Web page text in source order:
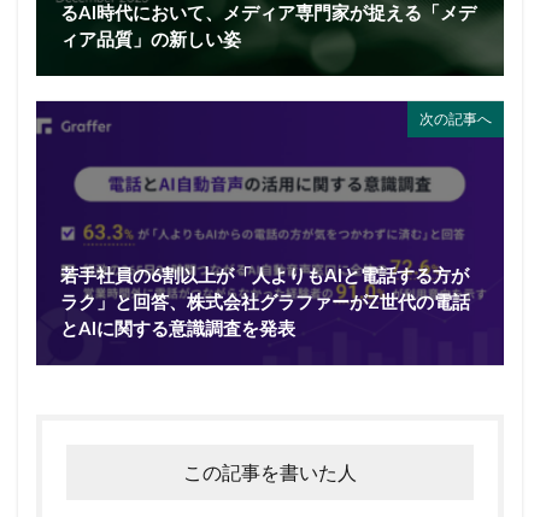
るAI時代において、メディア専門家が捉える「メデ
ィア品質」の新しい姿
次の記事へ
若手社員の6割以上が「人よりもAIと電話する方が
ラク」と回答、株式会社グラファーがZ世代の電話
とAIに関する意識調査を発表
この記事を書いた人